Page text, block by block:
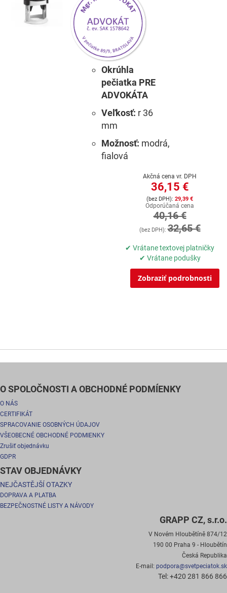
Okrúhla
pečiatka PRE
ADVOKÁTA
Veľkosť: r 36
mm
Možnosť: modrá,
fialová
Akčná cena vr. DPH
36,15 €
29,39 €
Odporúčaná cena
40,16 €
32,65 €
✔ Vrátane textovej platničky
✔ Vrátane podušky
Zobraziť podrobnosti
O SPOLOČNOSTI A OBCHODNÉ PODMÍENKY
O NÁS
CERTIFIKÁT
SPRACOVANIE OSOBNÝCH ÚDAJOV
VŠEOBECNÉ OBCHODNÉ PODMIENKY
Zrušiť objednávku
GDPR
STAV OBJEDNÁVKY
NEJČASTĚJŠÍ OTAZKY
DOPRAVA A PLATBA
BEZPEČNOSTNÉ LISTY A NÁVODY
GRAPP CZ, s.r.o.
V Novém Hloubětíně 874/12
190 00 Praha 9 - Hloubětín
Česká Republika
E-mail: podpora@svetpeciatok.sk
Tel: +420 281 866 866